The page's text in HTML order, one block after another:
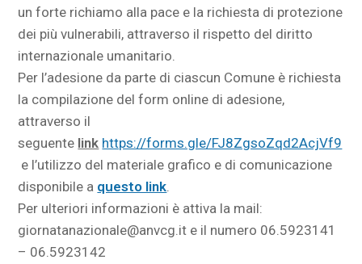
un forte richiamo alla pace e la richiesta di protezione
dei più vulnerabili, attraverso il rispetto del diritto
internazionale umanitario.
Per l’adesione da parte di ciascun Comune è richiesta
la compilazione del form online di adesione,
attraverso il
seguente link https://forms.gle/FJ8ZgsoZqd2AcjVf9
e l’utilizzo del materiale grafico e di comunicazione
disponibile a questo link
Per ulteriori informazioni è attiva la mail:
giornatanazionale@anvcg.it e il numero 06.5923141
– 06.5923142